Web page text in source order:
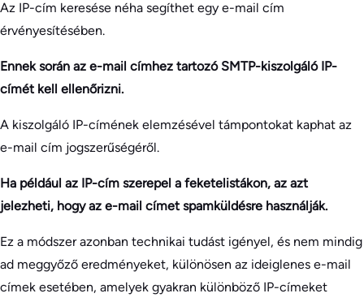
Az IP-cím keresése néha segíthet egy e-mail cím
érvényesítésében.
Ennek során az e-mail címhez tartozó SMTP-kiszolgáló IP-
címét kell ellenőrizni.
A kiszolgáló IP-címének elemzésével támpontokat kaphat az
e-mail cím jogszerűségéről.
Ha például az IP-cím szerepel a feketelistákon, az azt
jelezheti, hogy az e-mail címet spamküldésre használják.
Ez a módszer azonban technikai tudást igényel, és nem mindig
ad meggyőző eredményeket, különösen az ideiglenes e-mail
címek esetében, amelyek gyakran különböző IP-címeket